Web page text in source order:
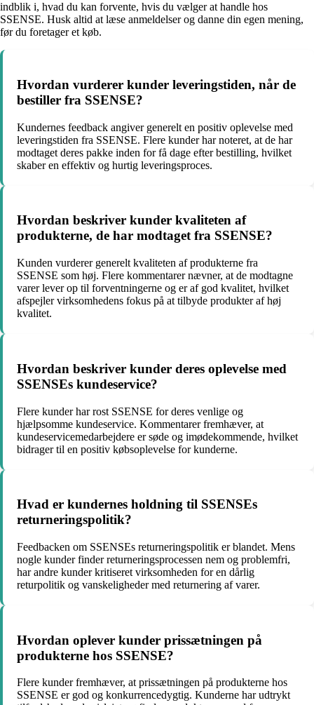
indblik i, hvad du kan forvente, hvis du vælger at handle hos
SSENSE. Husk altid at læse anmeldelser og danne din egen mening,
før du foretager et køb.
Hvordan vurderer kunder leveringstiden, når de
bestiller fra SSENSE?
Kundernes feedback angiver generelt en positiv oplevelse med
leveringstiden fra SSENSE. Flere kunder har noteret, at de har
modtaget deres pakke inden for få dage efter bestilling, hvilket
skaber en effektiv og hurtig leveringsproces.
Hvordan beskriver kunder kvaliteten af
produkterne, de har modtaget fra SSENSE?
Kunden vurderer generelt kvaliteten af produkterne fra
SSENSE som høj. Flere kommentarer nævner, at de modtagne
varer lever op til forventningerne og er af god kvalitet, hvilket
afspejler virksomhedens fokus på at tilbyde produkter af høj
kvalitet.
Hvordan beskriver kunder deres oplevelse med
SSENSEs kundeservice?
Flere kunder har rost SSENSE for deres venlige og
hjælpsomme kundeservice. Kommentarer fremhæver, at
kundeservicemedarbejdere er søde og imødekommende, hvilket
bidrager til en positiv købsoplevelse for kunderne.
Hvad er kundernes holdning til SSENSEs
returneringspolitik?
Feedbacken om SSENSEs returneringspolitik er blandet. Mens
nogle kunder finder returneringsprocessen nem og problemfri,
har andre kunder kritiseret virksomheden for en dårlig
returpolitik og vanskeligheder med returnering af varer.
Hvordan oplever kunder prissætningen på
produkterne hos SSENSE?
Flere kunder fremhæver, at prissætningen på produkterne hos
SSENSE er god og konkurrencedygtig. Kunderne har udtrykt